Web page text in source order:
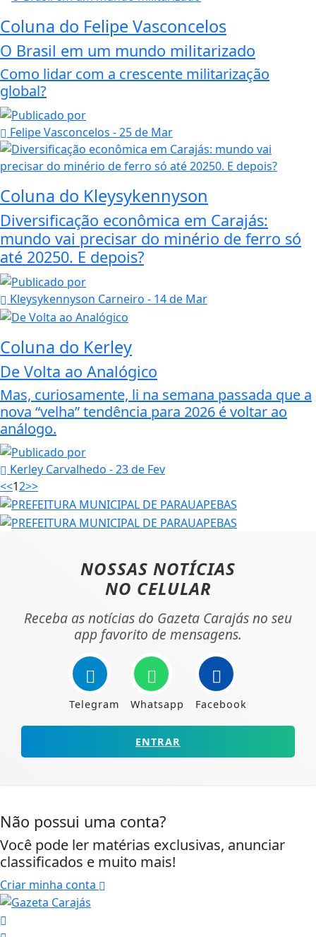
Coluna do Felipe Vasconcelos
O Brasil em um mundo militarizado
Como lidar com a crescente militarização
global?
Felipe Vasconcelos - 25 de Mar
Coluna do Kleysykennyson
Diversificação econômica em Carajás:
mundo vai precisar do minério de ferro só
até 20250. E depois?
Kleysykennyson Carneiro - 14 de Mar
Coluna do Kerley
De Volta ao Analógico
Mas, curiosamente, li na semana passada que a
nova “velha” tendência para 2026 é voltar ao
análogo.
Kerley Carvalhedo - 23 de Fev
<<12>>
NOSSAS NOTÍCIAS
NO CELULAR
Receba as notícias do Gazeta Carajás no seu
app favorito de mensagens.
Telegram Whatsapp Facebook
ENTRAR
Não possui uma conta?
Você pode ler matérias exclusivas, anunciar
classificados e muito mais!
Criar minha conta